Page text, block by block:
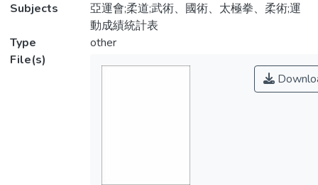
Subjects
亞運會;柔道;武術、國術、太極拳、柔術;運
動成績統計表
Type
other
File(s)